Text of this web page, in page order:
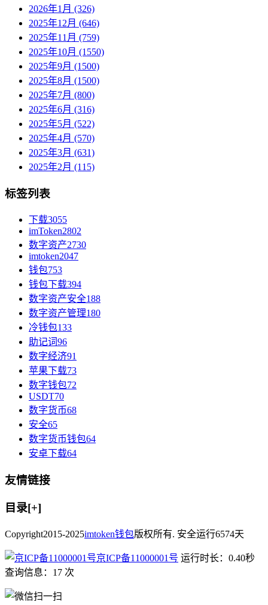
2026年1月 (326)
2025年12月 (646)
2025年11月 (759)
2025年10月 (1550)
2025年9月 (1500)
2025年8月 (1500)
2025年7月 (800)
2025年6月 (316)
2025年5月 (522)
2025年4月 (570)
2025年3月 (631)
2025年2月 (115)
标签列表
下载3055
imToken2802
数字资产2730
imtoken2047
钱包753
钱包下载394
数字资产安全188
数字资产管理180
冷钱包133
助记词96
数字经济91
苹果下载73
数字钱包72
USDT70
数字货币68
安全65
数字货币钱包64
安卓下载64
友情链接
目录[+]
Copyright2015-2025imtoken钱包版权所有. 安全运行6574天
京ICP备11000001号 运行时长：0.40秒
查询信息：17 次